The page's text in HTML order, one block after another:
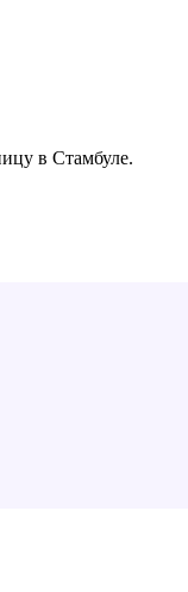
в Стамбуле.